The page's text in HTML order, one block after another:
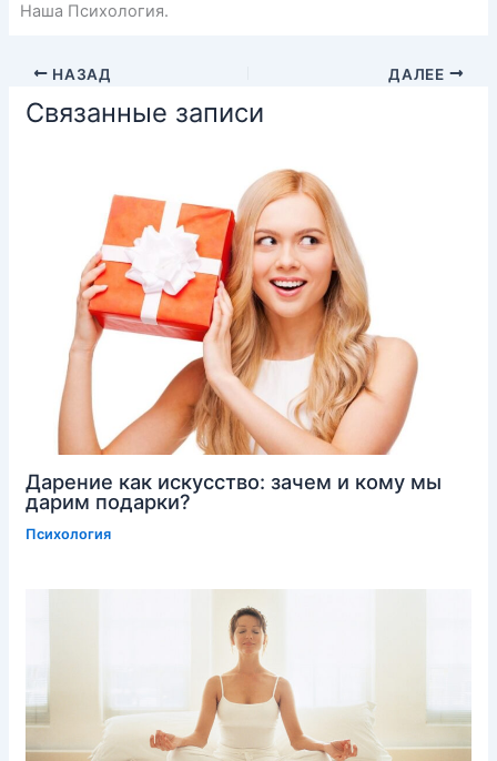
Наша Психология.
НАЗАД ДАЛЕЕ
Связанные записи
Дарение как искусство: зачем и кому мы
дарим подарки?
Психология